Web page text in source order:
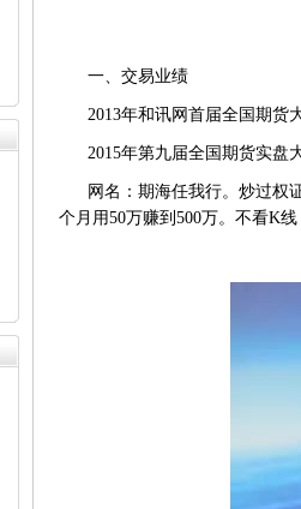
一、交易业绩
2013年和讯网首届全国期货
2015年第九届全国期货实盘
网名：期海任我行。炒过权
个月用50万赚到500万。不看K